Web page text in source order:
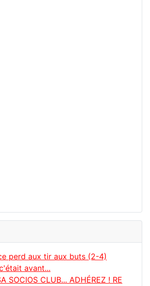
perd aux tir aux buts (2-4)
avant...
SOCIOS CLUB... ADHÉREZ ! RE